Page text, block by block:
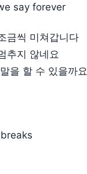
say forever
금씩 미쳐갑니다
추지 않네요
을 할 수 있을까요